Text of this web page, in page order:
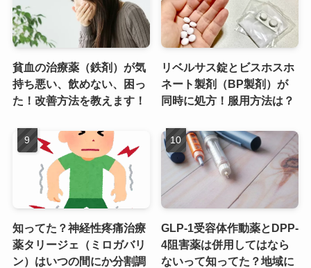
貧血の治療薬（鉄剤）が気
持ち悪い、飲めない、困っ
た！改善方法を教えます！
リベルサス錠とビスホスホ
ネート製剤（BP製剤）が
同時に処方！服用方法は？
知ってた？神経性疼痛治療
薬タリージェ（ミロガバリ
ン）はいつの間にか分割調
GLP-1受容体作動薬とDPP-
4阻害薬は併用してはなら
ないって知ってた？地域に